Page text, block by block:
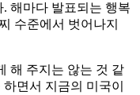
해마다 발표되는 행복
수준에서 벗어나지
해 주지는 않는 것 같
면서 지금의 미국이